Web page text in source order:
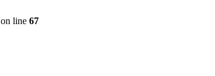
on line 67